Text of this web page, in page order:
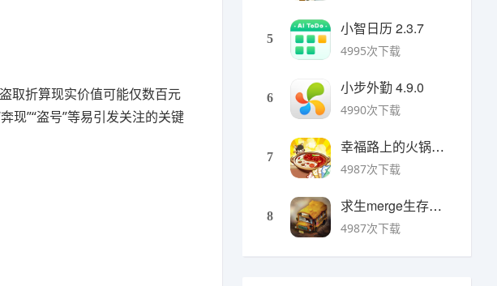
取折算现实价值可能仅数百元
现”“盗号”等易引发关注的关键
5
小智日历 2.3.7
4995次下载
6
小步外勤 4.9.0
4990次下载
7
幸福路上的火锅店官方版 v5.3.5安卓版
4987次下载
8
求生merge生存之地手机版 v1.48.0安卓版
4987次下载